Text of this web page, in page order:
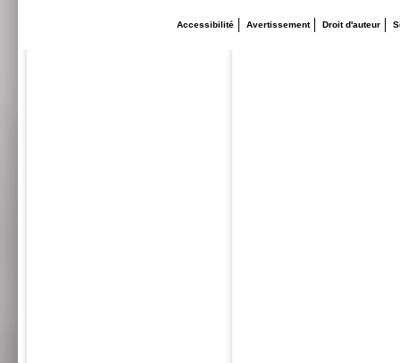
Accessibilité Avertissement Droit d'auteur